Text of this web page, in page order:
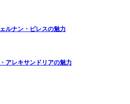
ルナン・ピレスの魅力
アレキサンドリアの魅力